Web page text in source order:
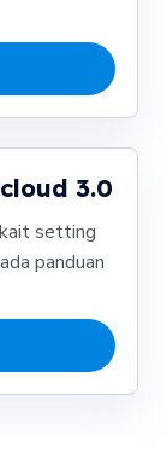
3.0
setting
panduan